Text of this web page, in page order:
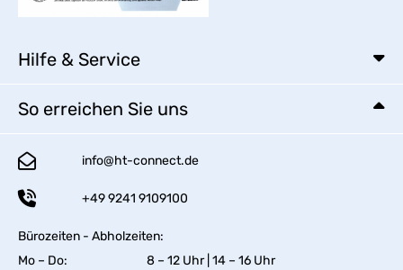
Hilfe & Service
So erreichen Sie uns
info@ht-connect.de
+49 9241 9109100
Bürozeiten - Abholzeiten:
Mo – Do:
8 – 12 Uhr | 14 – 16 Uhr